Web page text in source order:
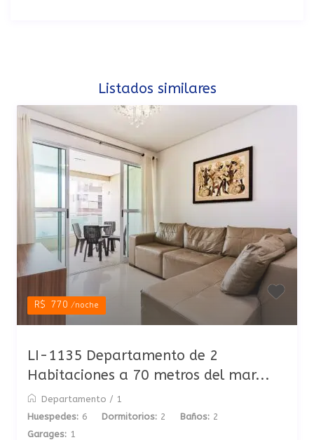
Listados similares
R$ 770/noche
LI-1135 Departamento de 2
Habitaciones a 70 metros del mar...
Departamento / 1
Huespedes: 6 Dormitorios: 2 Baños: 2
Garages: 1